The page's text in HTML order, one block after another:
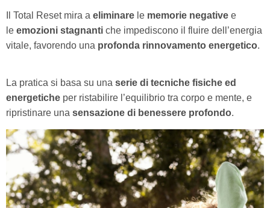
Il Total Reset mira a eliminare le memorie negative e
le emozioni stagnanti che impediscono il fluire dell’energia
vitale, favorendo una profonda rinnovamento energetico.
La pratica si basa su una serie di tecniche fisiche ed
energetiche per ristabilire l’equilibrio tra corpo e mente, e
ripristinare una sensazione di benessere profondo.